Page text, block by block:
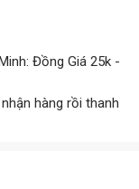
Đồng Giá 25k -
hàng rồi thanh